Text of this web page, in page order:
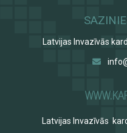
Latvijas Invazīvās
Latvijas Invazīvās